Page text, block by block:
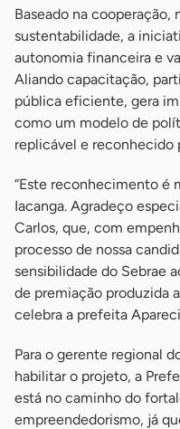
Baseado na cooperação,
sustentabilidade, a
autonomia financeira e
Aliando capacitação,
pública eficiente, gera
como um modelo de
replicável e reconhecido
“Este reconhecimento é
Iacanga. Agradeço
Carlos, que, com
processo de nossa
sensibilidade do Sebrae
de premiação produzida
celebra a prefeita
Para o gerente regional
habilitar o projeto, a
está no caminho do
empreendedorismo, já